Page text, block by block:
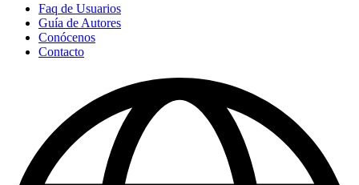
Faq de Usuarios
Guía de Autores
Conócenos
Contacto